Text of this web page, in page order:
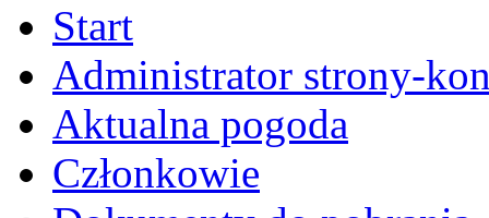
Start
Administrator strony-
Aktualna pogoda
Członkowie